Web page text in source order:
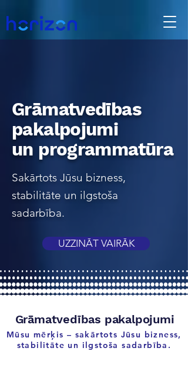
Grāmatvedības
pakalpojumi
un programmatūra
Sakārtots Jūsu bizness,
stabilitāte un ilgstoša
sadarbība.
UZZINĀT VAIRĀK
Grāmatvedības pakalpojumi
Mūsu mērķis – sakārtots Jūsu bizness,
stabilitāte un ilgstoša sadarbība.